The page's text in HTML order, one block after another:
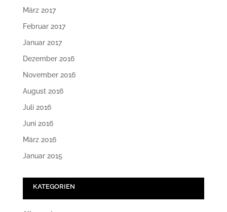
März 2017
Februar 2017
Januar 2017
Dezember 2016
November 2016
August 2016
Juli 2016
Juni 2016
März 2016
Januar 2015
KATEGORIEN